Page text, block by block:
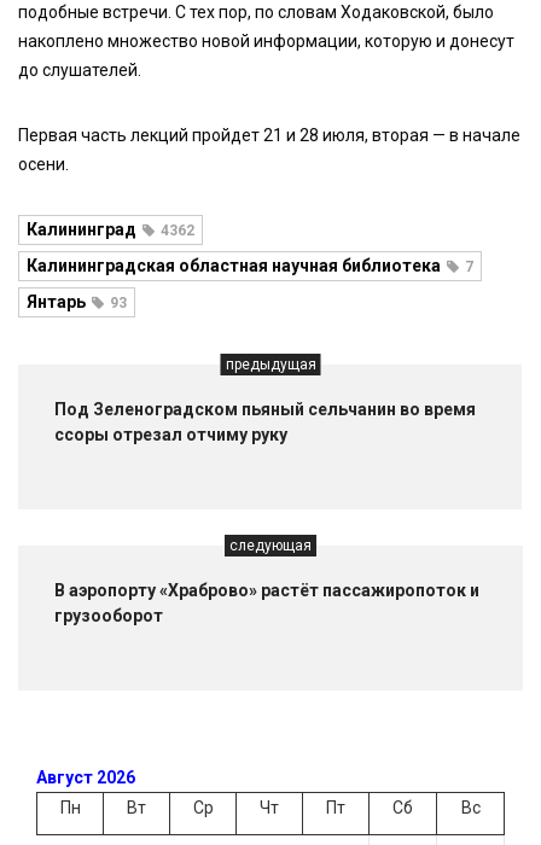
подобные встречи. С тех пор, по словам Ходаковской, было
накоплено множество новой информации, которую и донесут
до слушателей.
Первая часть лекций пройдет 21 и 28 июля, вторая — в начале
осени.
Калининград 4362
Калининградская областная научная библиотека 7
Янтарь 93
предыдущая
Под Зеленоградском пьяный сельчанин во время
ссоры отрезал отчиму руку
следующая
В аэропорту «Храброво» растёт пассажиропоток и
грузооборот
Август 2026
Пн
Вт Ср Чт Пт Сб Вс